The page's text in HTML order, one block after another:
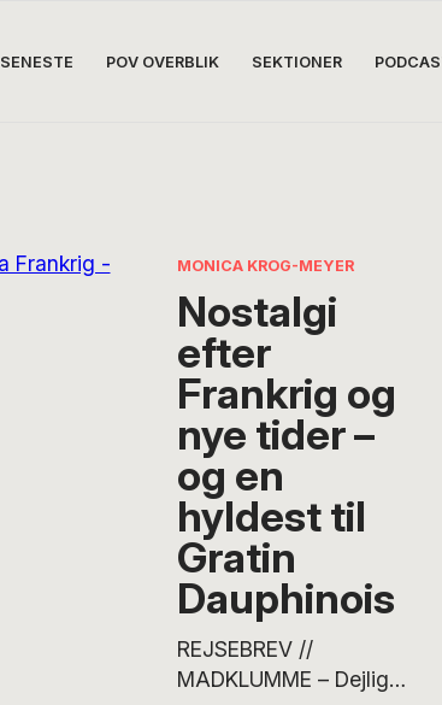
SENESTE POV OVERBLIK SEKTIONER
MONICA KROG-MEYER
Nostalgi
efter
Frankrig og
nye tider –
og en
hyldest til
Gratin
Dauphinois
REJSEBREV //
MADKLUMME – Dejligt